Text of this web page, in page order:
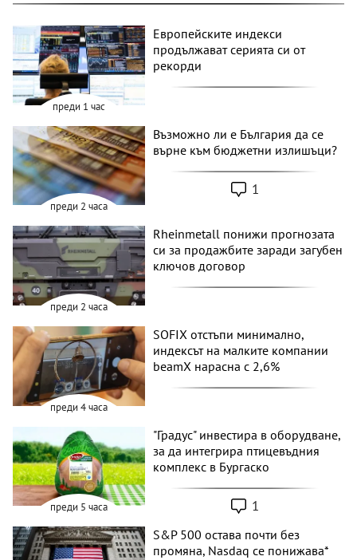
преди 1 час
Европейските индекси
продължават серията си от
рекорди
преди 2 часа
Възможно ли е България да се
върне към бюджетни излишъци?
1
преди 2 часа
Rheinmetall понижи прогнозата
си за продажбите заради загубен
ключов договор
преди 4 часа
SOFIX отстъпи минимално,
индексът на малките компании
beamX нарасна с 2,6%
преди 5 часа
"Градус" инвестира в оборудване,
за да интегрира птицевъдния
комплекс в Бургаско
1
S&P 500 остава почти без
промяна, Nasdaq се понижава*